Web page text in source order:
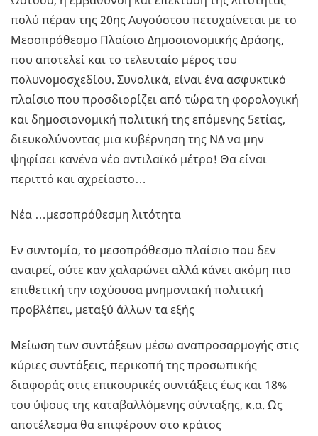
πολύ πέραν της 20ης Αυγούστου πετυχαίνεται με το
Μεσοπρόθεσμο Πλαίσιο Δημοσιονομικής Δράσης,
που αποτελεί και το τελευταίο μέρος του
πολυνομοσχεδίου. Συνολικά, είναι ένα ασφυκτικό
πλαίσιο που προσδιορίζει από τώρα τη φορολογική
και δημοσιονομική πολιτική της επόμενης 5ετίας,
διευκολύνοντας μια κυβέρνηση της ΝΔ να μην
ψηφίσει κανένα νέο αντιλαϊκό μέτρο! Θα είναι
περιττό και αχρείαστο…
Νέα …μεσοπρόθεσμη λιτότητα
Εν συντομία, το μεσοπρόθεσμο πλαίσιο που δεν
αναιρεί, ούτε καν χαλαρώνει αλλά κάνει ακόμη πιο
επιθετική την ισχύουσα μνημονιακή πολιτική
προβλέπει, μεταξύ άλλων τα εξής
Μείωση των συντάξεων μέσω αναπροσαρμογής στις
κύριες συντάξεις, περικοπή της προσωπικής
διαφοράς στις επικουρικές συντάξεις έως και 18%
του ύψους της καταβαλλόμενης σύνταξης, κ.α. Ως
αποτέλεσμα θα επιφέρουν στο κράτος